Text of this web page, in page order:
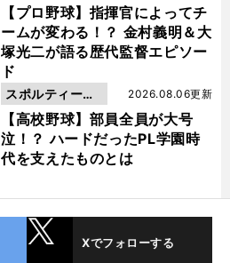
【プロ野球】指揮官によってチ
ームが変わる！？ 金村義明＆大
塚光二が語る歴代監督エピソー
ド
動画
【高校野球】部員全員が大号
泣！？ ハードだったPL学園時
代を支えたものとは
2026.08.06更新
スポルティーバ
動画
Xでフォローする